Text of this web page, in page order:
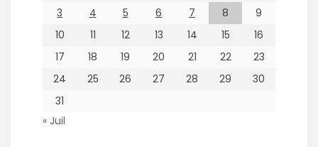
3
4 5 6 7 8
9
10
11 12 13 14 15
16
17
18 19 20 21 22
23
24
25 26 27 28 29
30
31
« Juil